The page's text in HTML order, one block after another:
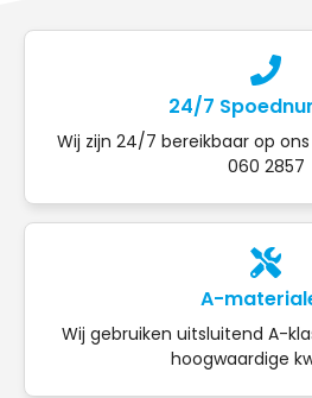
24/7
Wij zijn 24/7 bereikbaar op
060 2857
A-
Wij gebruiken uitsluitend A-
hoogwaardige